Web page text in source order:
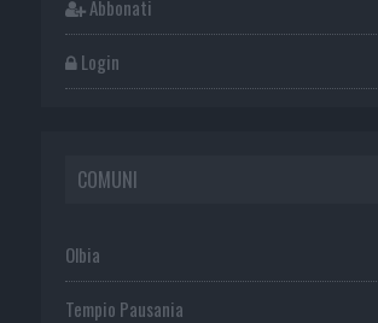
Abbonati
Login
COMUNI
Olbia
Tempio Pausania